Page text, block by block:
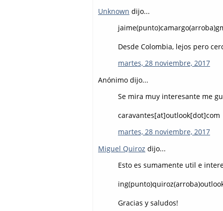
Unknown dijo...
Desde Colombia, lejos pero
martes, 28 noviembre, 2017
Anónimo dijo...
Se mira muy interesante me
caravantes[at]outlook[dot]com
martes, 28 noviembre, 2017
Miguel Quiroz dijo...
Esto es sumamente util e
Gracias y saludos!